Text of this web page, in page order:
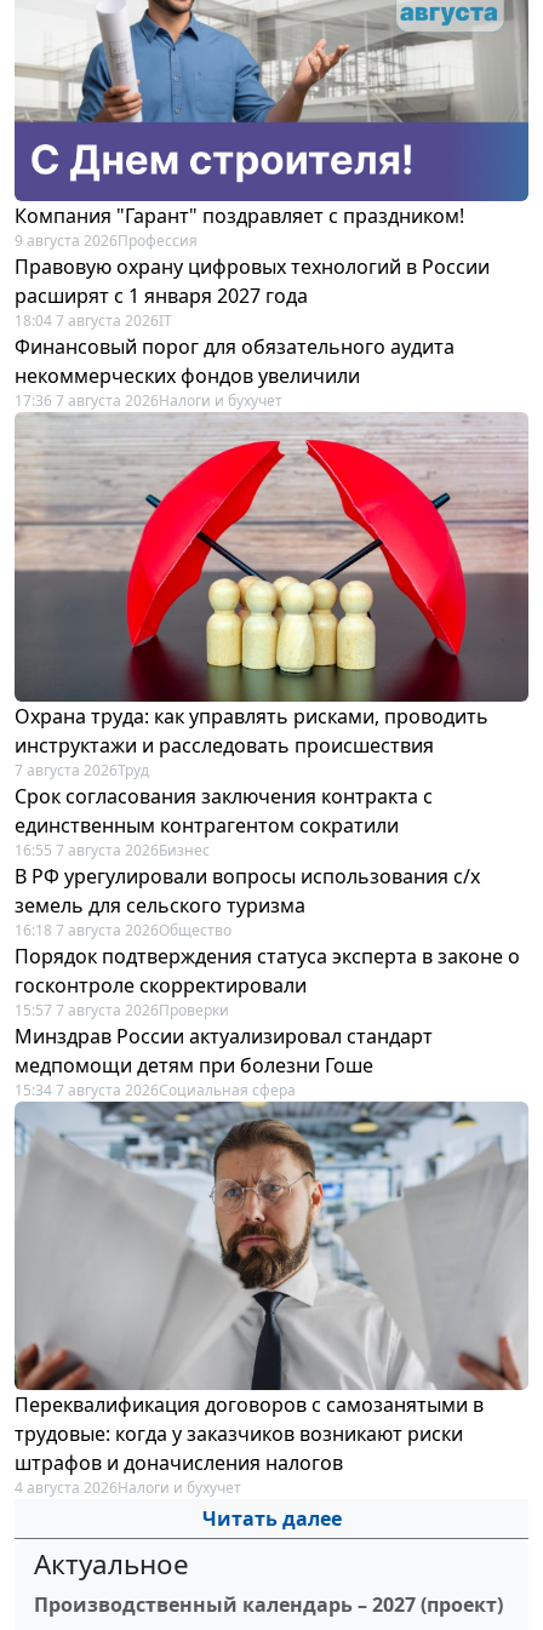
Компания "Гарант" поздравляет с праздником!
9 августа 2026Профессия
Правовую охрану цифровых технологий в России
расширят с 1 января 2027 года
18:04 7 августа 2026IT
Финансовый порог для обязательного аудита
некоммерческих фондов увеличили
17:36 7 августа 2026Налоги и бухучет
Охрана труда: как управлять рисками, проводить
инструктажи и расследовать происшествия
7 августа 2026Труд
Срок согласования заключения контракта с
единственным контрагентом сократили
16:55 7 августа 2026Бизнес
В РФ урегулировали вопросы использования с/х
земель для сельского туризма
16:18 7 августа 2026Общество
Порядок подтверждения статуса эксперта в законе о
госконтроле скорректировали
15:57 7 августа 2026Проверки
Минздрав России актуализировал стандарт
медпомощи детям при болезни Гоше
15:34 7 августа 2026Социальная сфера
Переквалификация договоров с самозанятыми в
трудовые: когда у заказчиков возникают риски
штрафов и доначисления налогов
4 августа 2026Налоги и бухучет
Читать далее
Актуальное
Производственный календарь – 2027 (проект)